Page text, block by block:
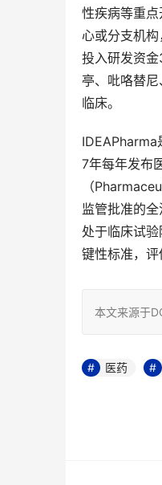
性疾病等重
心或分支机
投入研发资
亭、吡咯替
临床。
IDEAPharma
7年每年发布
（
监管批准的
处于临床试
键性标准，评
本文来源于
医药